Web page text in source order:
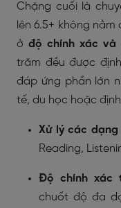
Chặng cuối là
lên 6.5+ không
ở độ chính xác và
trăm đều được
đáp ứng phần lớn
tế, du học hoặc
Xử lý các dạng
Reading,
Độ chính xác
chuốt độ đa